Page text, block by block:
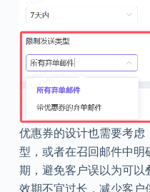
优惠券的设计也需要考
型，或者在召回邮件中明
期，避免客户误以为可
效期不宜过长，减少客